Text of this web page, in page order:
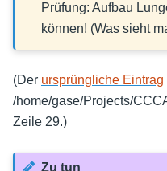
Prüfung: Aufbau
können! (Was sieht
(Der ursprüngliche Eintrag
/home/gase/Projects/
Zeile 29.)
Zu tun